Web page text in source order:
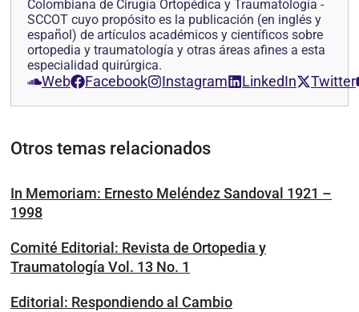
Colombiana de Cirugía Ortopédica y Traumatología -
SCCOT cuyo propósito es la publicación (en inglés y
español) de artículos académicos y científicos sobre
ortopedia y traumatología y otras áreas afines a esta
especialidad quirúrgica.
Web Facebook Instagram LinkedIn Twitter
Otros temas relacionados
In Memoriam: Ernesto Meléndez Sandoval 1921 –
1998
Comité Editorial: Revista de Ortopedia y
Traumatología Vol. 13 No. 1
Editorial: Respondiendo al Cambio